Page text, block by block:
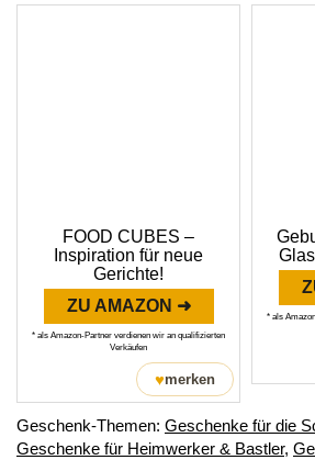
FOOD CUBES –
Inspiration für neue
Gerichte!
ZU AMAZON ➜
* als Amazon-Partner verdienen wir an qualifizierten
Verkäufen
♥merken
* als
Geschenk-Themen: Geschenke für die
Geschenke für Heimwerker & Bastler,